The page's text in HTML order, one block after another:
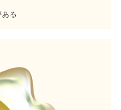
る